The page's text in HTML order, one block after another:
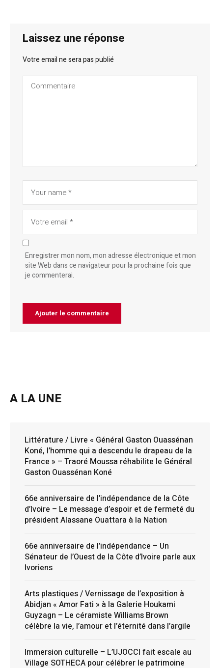
Laissez une réponse
Votre email ne sera pas publié
Enregistrer mon nom, mon adresse électronique et mon
site Web dans ce navigateur pour la prochaine fois que
je commenterai.
A LA UNE
Littérature / Livre « Général Gaston Ouassénan
Koné, l’homme qui a descendu le drapeau de la
France » – Traoré Moussa réhabilite le Général
Gaston Ouassénan Koné
66e anniversaire de l’indépendance de la Côte
d’Ivoire – Le message d’espoir et de fermeté du
président Alassane Ouattara à la Nation
66e anniversaire de l’indépendance – Un
Sénateur de l’Ouest de la Côte d’Ivoire parle aux
Ivoriens
Arts plastiques / Vernissage de l’exposition à
Abidjan « Amor Fati » à la Galerie Houkami
Guyzagn – Le céramiste Williams Brown
célèbre la vie, l’amour et l’éternité dans l’argile
Immersion culturelle – L’UJOCCI fait escale au
Village SOTHECA pour célébrer le patrimoine